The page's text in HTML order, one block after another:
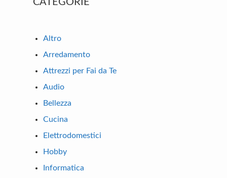
CATEGORIE
Altro
Arredamento
Attrezzi per Fai da Te
Audio
Bellezza
Cucina
Elettrodomestici
Hobby
Informatica